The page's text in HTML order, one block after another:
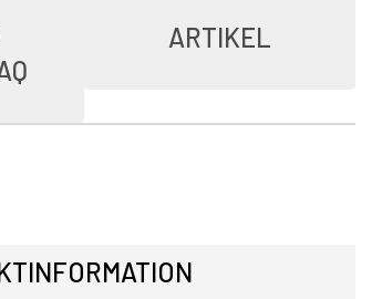
ARTIKEL